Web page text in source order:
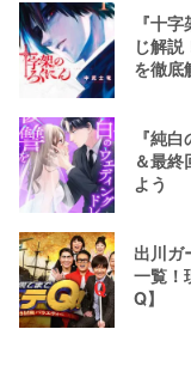
『十
じ解
を徹底
『純
＆最
よう
出川ガ
一覧！
Q】